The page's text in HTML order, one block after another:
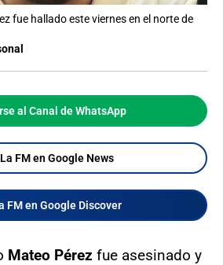
fue hallado este viernes en el norte de
al Canal de WhatsApp
La FM en Google News
FM en Google Discover
Mateo Pérez fue asesinado y